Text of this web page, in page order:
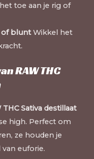
toe aan je rig of
of bluntWikkel het
RAW THC
THC Sativa destillaat
high. Perfect om
ze houden je
euforie.